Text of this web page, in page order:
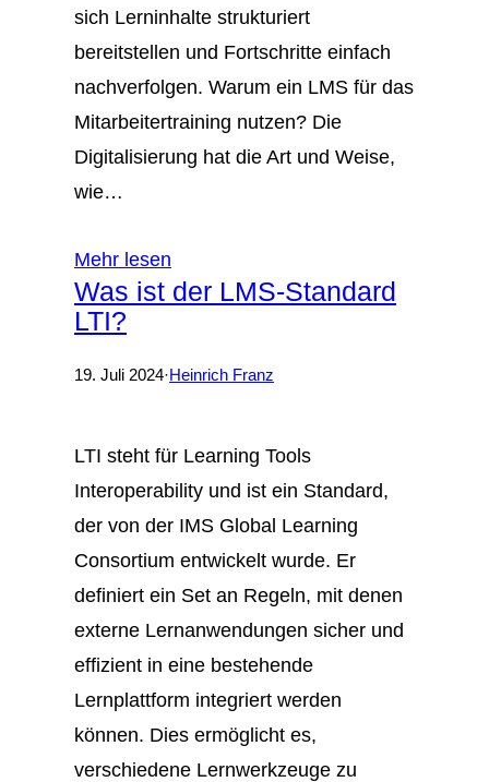
sich Lerninhalte strukturiert
bereitstellen und Fortschritte einfach
nachverfolgen. Warum ein LMS für das
Mitarbeitertraining nutzen? Die
Digitalisierung hat die Art und Weise,
wie…
Mehr lesen
Was ist der LMS-Standard
LTI?
19. Juli 2024·Heinrich Franz
LTI steht für Learning Tools
Interoperability und ist ein Standard,
der von der IMS Global Learning
Consortium entwickelt wurde. Er
definiert ein Set an Regeln, mit denen
externe Lernanwendungen sicher und
effizient in eine bestehende
Lernplattform integriert werden
können. Dies ermöglicht es,
verschiedene Lernwerkzeuge zu